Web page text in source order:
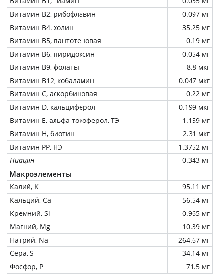
Витамин В2, рибофлавин
0.097 мг
Витамин В4, холин
35.25 мг
Витамин В5, пантотеновая
0.19 мг
Витамин В6, пиридоксин
0.054 мг
Витамин В9, фолаты
8.8 мкг
Витамин В12, кобаламин
0.047 мкг
Витамин C, аскорбиновая
0.22 мг
Витамин D, кальциферол
0.199 мкг
Витамин Е, альфа токоферол, ТЭ
1.159 мг
Витамин Н, биотин
2.31 мкг
Витамин РР, НЭ
1.3752 мг
Ниацин
0.343 мг
Макроэлементы
Калий, K
95.11 мг
Кальций, Ca
56.54 мг
Кремний, Si
0.965 мг
Магний, Mg
10.39 мг
Натрий, Na
264.67 мг
Сера, S
34.14 мг
Фосфор, P
71.5 мг